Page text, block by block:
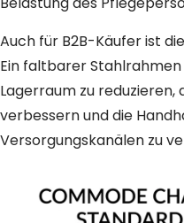
Auch für B2B-Käufer ist
Ein faltbarer
Lagerraum zu
verbessern und die
Versorgungskanälen zu